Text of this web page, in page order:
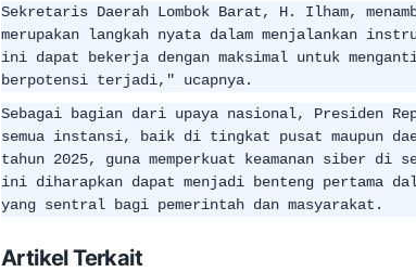
Sekretaris Daerah Lombok Barat, H. Ilham,
merupakan langkah nyata dalam menjalankan
ini dapat bekerja dengan maksimal untuk
berpotensi terjadi," ucapnya.
Sebagai bagian dari upaya nasional, Presiden
semua instansi, baik di tingkat pusat maupun
tahun 2025, guna memperkuat keamanan siber di
ini diharapkan dapat menjadi benteng pertama
yang sentral bagi pemerintah dan masyarakat.
Artikel Terkait